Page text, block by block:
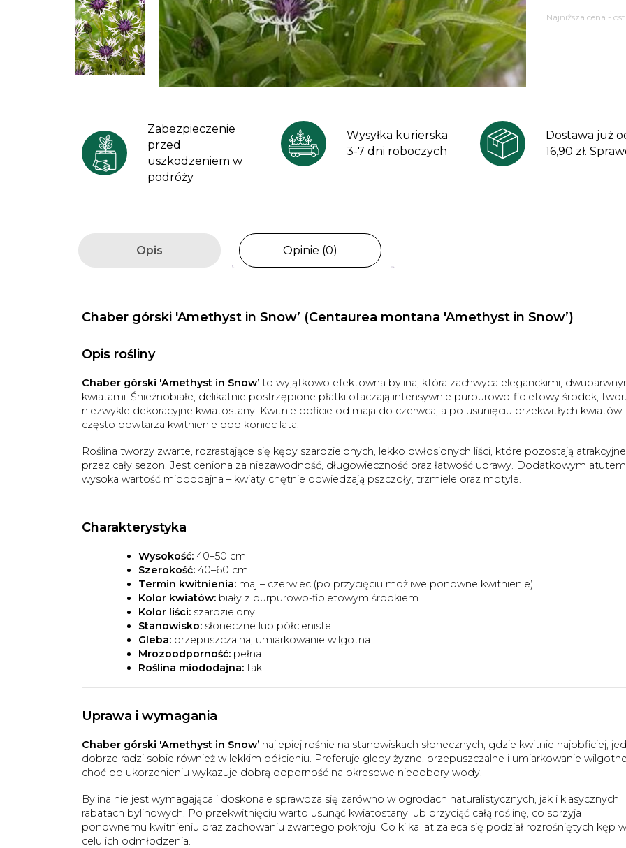
'Amethyst
Najniższa cena -
Zabezpieczenie
przed
uszkodzeniem w
podróży
Wysyłka kurierska
3-7 dni roboczych
Dostawa już
16,90 zł.
Opis Opinie (0)
Chaber górski 'Amethyst in Snow’ (Centaurea montana 'Amethyst in Snow’)
Opis rośliny
Chaber górski 'Amethyst in Snow’ to wyjątkowo efektowna bylina, która zachwyca eleganckimi,
kwiatami. Śnieżnobiałe, delikatnie postrzępione płatki otaczają intensywnie purpurowo-fioletowy środek,
niezwykle dekoracyjne kwiatostany. Kwitnie obficie od maja do czerwca, a po usunięciu przekwitłych kwiatów
często powtarza kwitnienie pod koniec lata.
Roślina tworzy zwarte, rozrastające się kępy szarozielonych, lekko owłosionych liści, które pozostają atrakcyjne
przez cały sezon. Jest ceniona za niezawodność, długowieczność oraz łatwość uprawy. Dodatkowym
wysoka wartość miododajna – kwiaty chętnie odwiedzają pszczoły, trzmiele oraz motyle.
Charakterystyka
Wysokość: 40–50 cm
Szerokość: 40–60 cm
Termin kwitnienia: maj – czerwiec (po przycięciu możliwe ponowne kwitnienie)
Kolor kwiatów: biały z purpurowo-fioletowym środkiem
Kolor liści: szarozielony
Stanowisko: słoneczne lub półcieniste
Gleba: przepuszczalna, umiarkowanie wilgotna
Mrozoodporność: pełna
Roślina miododajna: tak
Uprawa i wymagania
Chaber górski 'Amethyst in Snow’ najlepiej rośnie na stanowiskach słonecznych, gdzie kwitnie najobficiej,
dobrze radzi sobie również w lekkim półcieniu. Preferuje gleby żyzne, przepuszczalne i umiarkowanie
choć po ukorzenieniu wykazuje dobrą odporność na okresowe niedobory wody.
Bylina nie jest wymagająca i doskonale sprawdza się zarówno w ogrodach naturalistycznych, jak i klasycznych
rabatach bylinowych. Po przekwitnięciu warto usunąć kwiatostany lub przyciąć całą roślinę, co sprzyja
ponownemu kwitnieniu oraz zachowaniu zwartego pokroju. Co kilka lat zaleca się podział rozrośniętych kęp w
celu ich odmłodzenia.